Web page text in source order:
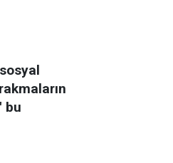
bu